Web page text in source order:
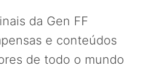
da Gen FF
e conteúdos
de todo o mundo